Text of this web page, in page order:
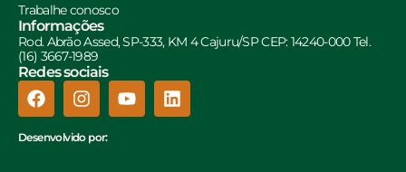
Trabalhe conosco
Informações
Rod. Abrão Assed, SP-333, KM 4 Cajuru/SP CEP: 14240-000 Tel.
(16) 3667-1989
Redes sociais
Desenvolvido por: